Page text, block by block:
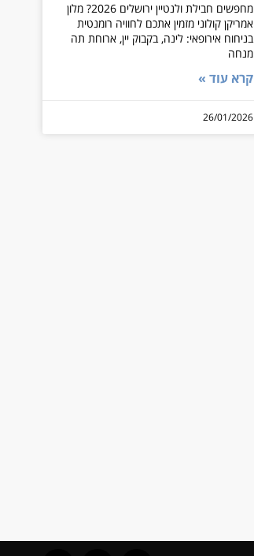
מחפשים חבילת ולנטיין ירושלים 2026? מלון
אמריקן קולוני מזמין אתכם לחוויה רומנטית
בניחוח אירופאי: לינה, בקבוק יין, ארוחת תה
מנחה
קרא עוד »
26/01/2026